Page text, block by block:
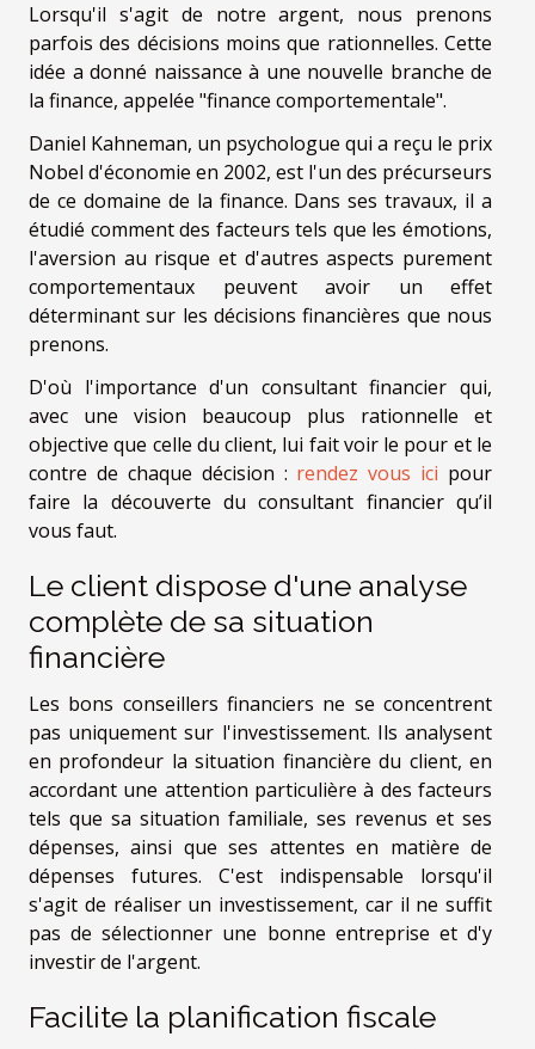
Lorsqu'il s'agit de notre argent, nous prenons
parfois des décisions moins que rationnelles. Cette
idée a donné naissance à une nouvelle branche de
la finance, appelée "finance comportementale".
Daniel Kahneman, un psychologue qui a reçu le prix
Nobel d'économie en 2002, est l'un des précurseurs
de ce domaine de la finance. Dans ses travaux, il a
étudié comment des facteurs tels que les émotions,
l'aversion au risque et d'autres aspects purement
comportementaux peuvent avoir un effet
déterminant sur les décisions financières que nous
prenons.
D'où l'importance d'un consultant financier qui,
avec une vision beaucoup plus rationnelle et
objective que celle du client, lui fait voir le pour et le
contre de chaque décision : rendez vous ici pour
faire la découverte du consultant financier qu’il
vous faut.
Le client dispose d'une analyse
complète de sa situation
financière
Les bons conseillers financiers ne se concentrent
pas uniquement sur l'investissement. Ils analysent
en profondeur la situation financière du client, en
accordant une attention particulière à des facteurs
tels que sa situation familiale, ses revenus et ses
dépenses, ainsi que ses attentes en matière de
dépenses futures. C'est indispensable lorsqu'il
s'agit de réaliser un investissement, car il ne suffit
pas de sélectionner une bonne entreprise et d'y
investir de l'argent.
Facilite la planification fiscale